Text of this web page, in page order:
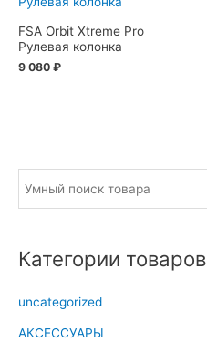
FSA Orbit Xtreme Pro
Рулевая колонка
9 080 ₽
Категории товаров
uncategorized
АКСЕССУАРЫ